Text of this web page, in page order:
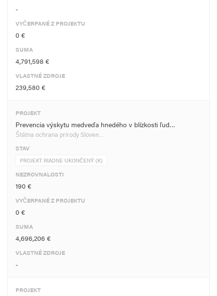
-
VYČERPANÉ Z PROJEKTU
0 €
SUMA
4,791,598 €
VLASTNÉ ZDROJE
239,580 €
PROJEKT
Prevencia výskytu medveďa hnedého v blízkosti ľud…
Štátna ochrana prírody Sloven…
STAV
PROJEKT RIADNE UKONČENÝ (K)
NEZROVNALOSTI
190 €
VYČERPANÉ Z PROJEKTU
0 €
SUMA
4,696,206 €
VLASTNÉ ZDROJE
-
PROJEKT